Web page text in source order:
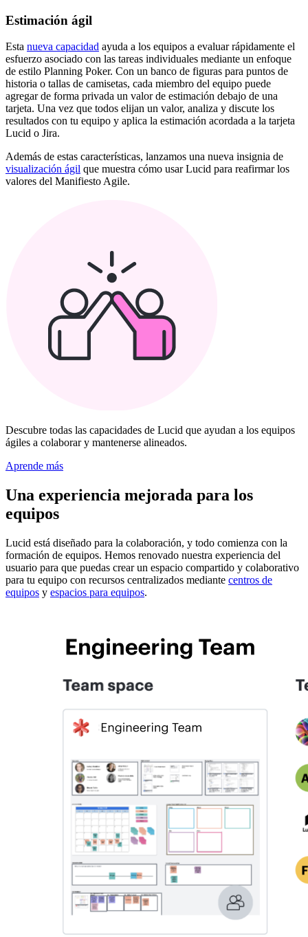
Estimación ágil
Esta nueva capacidad ayuda a los equipos a evaluar rápidamente el
esfuerzo asociado con las tareas individuales mediante un enfoque
de estilo Planning Poker. Con un banco de figuras para puntos de
historia o tallas de camisetas, cada miembro del equipo puede
agregar de forma privada un valor de estimación debajo de una
tarjeta. Una vez que todos elijan un valor, analiza y discute los
resultados con tu equipo y aplica la estimación acordada a la tarjeta
Lucid o Jira.
Además de estas características, lanzamos una nueva insignia de
visualización ágil que muestra cómo usar Lucid para reafirmar los
valores del Manifiesto Agile.
Descubre todas las capacidades de Lucid que ayudan a los equipos
ágiles a colaborar y mantenerse alineados.
Aprende más
Una experiencia mejorada para los
equipos
Lucid está diseñado para la colaboración, y todo comienza con la
formación de equipos. Hemos renovado nuestra experiencia del
usuario para que puedas crear un espacio compartido y colaborativo
para tu equipo con recursos centralizados mediante centros de
equipos y espacios para equipos.